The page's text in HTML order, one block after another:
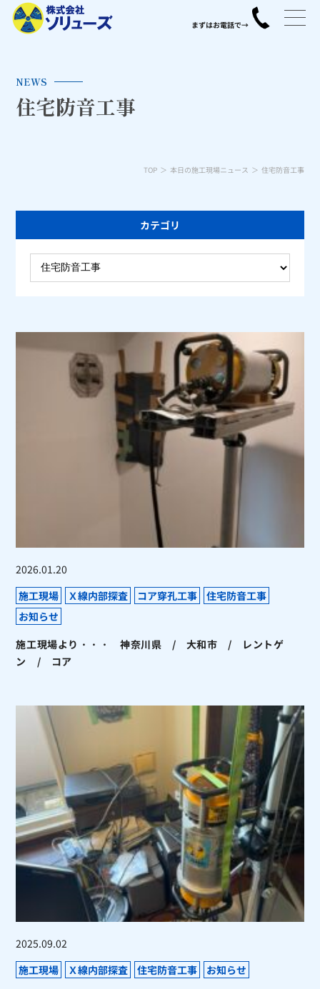
NEWS
住宅防音工事
TOP 本日の施工現場ニュース 住宅防音工事
カテゴリ
2026.01.20
施工現場
Ｘ線内部探査 コア穿孔工事
住宅防音工事
お知らせ
施工現場より・・・ 神奈川県 / 大和市 / レントゲ
ン / コア
2025.09.02
施工現場
Ｘ線内部探査 住宅防音工事
お知らせ